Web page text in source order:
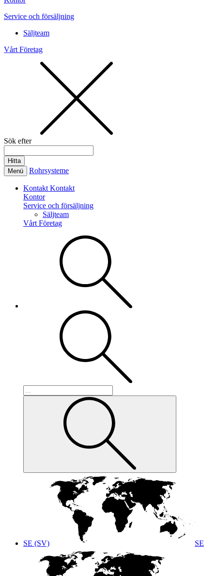
Service och försäljning
Säljteam
Vårt Företag
Sök efter
Menü Rohrsysteme
Kontakt Kontakt
Kontor
Service och försäljning
Säljteam
Vårt Företag
SE (SV) SE